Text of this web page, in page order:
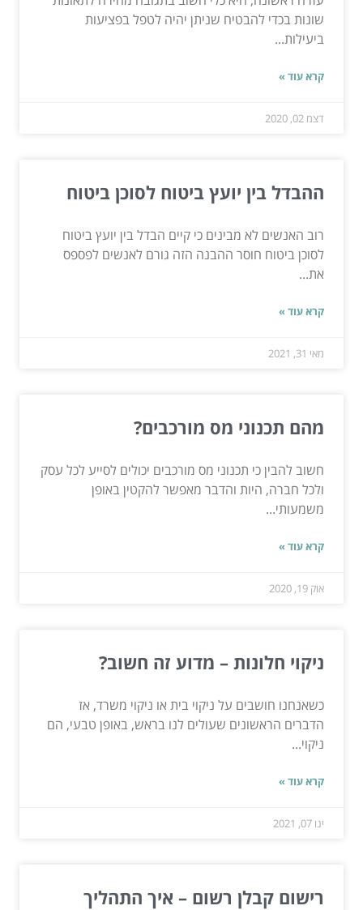
שונות בכדי להבטיח שניתן יהיה לטפל בפציעות
ביעילות...
קרא עוד »
דצמ 02, 2020
ההבדל בין יועץ ביטוח לסוכן ביטוח
רוב האנשים לא מבינים כי קיים הבדל בין יועץ ביטוח
לסוכן ביטוח חוסר ההבנה הזה גורם לאנשים לפספס
את...
קרא עוד »
מאי 31, 2021
מהם תכנוני מס מורכבים?
חשוב להבין כי תכנוני מס מורכבים יכולים לסייע לכל עסק
ולכל חברה, היות והדבר מאפשר להקטין באופן
משמעותי...
קרא עוד »
אוק 19, 2020
ניקוי חלונות – מדוע זה חשוב?
כשאנחנו חושבים על ניקוי בית או ניקוי משרד, אז
הדברים הראשונים שעולים לנו בראש, באופן טבעי, הם
ניקוי...
קרא עוד »
ינו 07, 2021
רישום קבלן רשום – איך התהליך